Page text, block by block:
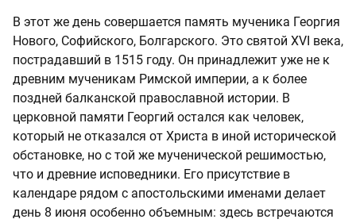
В этот же день совершается память мученика Георгия
Нового, Софийского, Болгарского. Это святой XVI века,
пострадавший в 1515 году. Он принадлежит уже не к
древним мученикам Римской империи, а к более
поздней балканской православной истории. В
церковной памяти Георгий остался как человек,
который не отказался от Христа в иной исторической
обстановке, но с той же мученической решимостью,
что и древние исповедники. Его присутствие в
календаре рядом с апостольскими именами делает
день 8 июня особенно объемным: здесь встречаются